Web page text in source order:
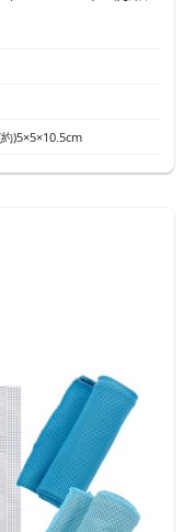
)5×5×10.5cm